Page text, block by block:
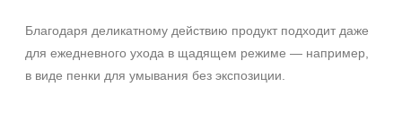
Благодаря деликатному действию продукт подходит даже
для ежедневного ухода в щадящем режиме — например,
в виде пенки для умывания без экспозиции.